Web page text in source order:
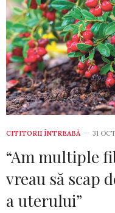
CITITORII ÎNTREABĂ 31
“Am multiple
vreau să scap
a uterului”